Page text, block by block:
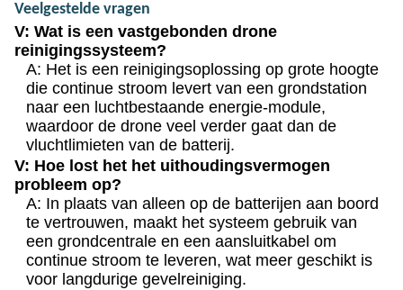
Veelgestelde vragen
V: Wat is een vastgebonden drone
reinigingssysteem?
A: Het is een reinigingsoplossing op grote hoogte
die continue stroom levert van een grondstation
naar een luchtbestaande energie-module,
waardoor de drone veel verder gaat dan de
vluchtlimieten van de batterij.
V: Hoe lost het het uithoudingsvermogen
probleem op?
A: In plaats van alleen op de batterijen aan boord
te vertrouwen, maakt het systeem gebruik van
een grondcentrale en een aansluitkabel om
continue stroom te leveren, wat meer geschikt is
voor langdurige gevelreiniging.